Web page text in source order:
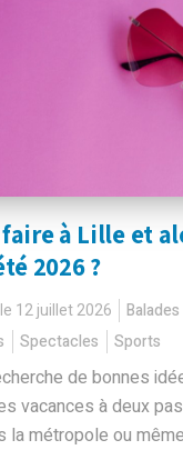
faire à Lille et
2026 ?
12 juillet 2026 Balades
Spectacles Sports
de bonnes
vacances à deux
la métropole ou